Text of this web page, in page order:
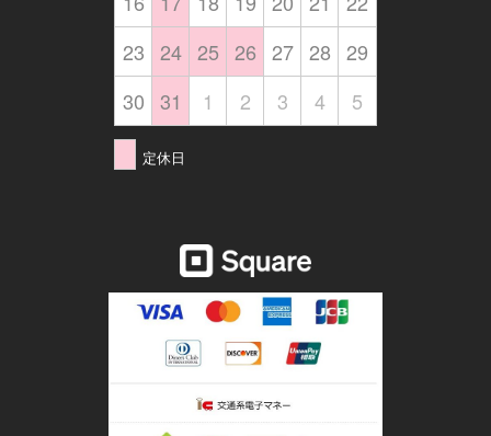
23 24 25 26 27 28 29
30 31 1 2 3 4 5
定休日